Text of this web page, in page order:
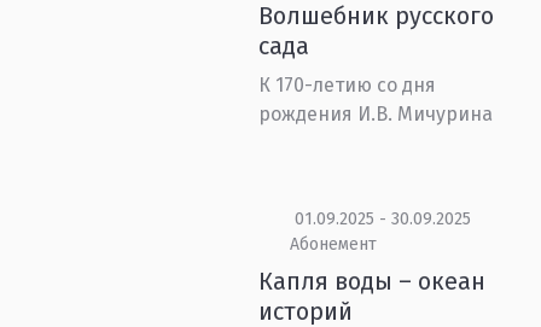
Волшебник русского
сада
К 170-летию со дня
рождения И.В. Мичурина
01.09.2025 - 30.09.2025
Абонемент
Капля воды – океан
историй